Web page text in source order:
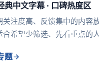
典中文字幕 · 口碑热度区
关注度高、反馈集中的内容
合希望少筛选、先看重点的人
题